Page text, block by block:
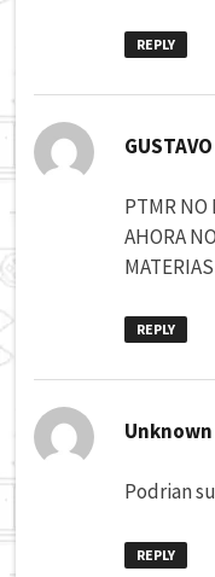
REPLY
GUSTAVO
PTMR NO
AHORA
REPLY
Unknown
Podrian
REPLY